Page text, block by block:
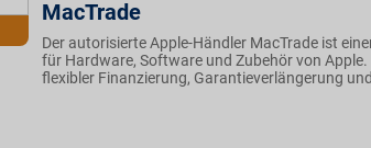
MacTrade
Der autorisierte Apple-Händler MacTrade ist
für Hardware, Software und Zubehör von
flexibler Finanzierung, Garantieverlängerung